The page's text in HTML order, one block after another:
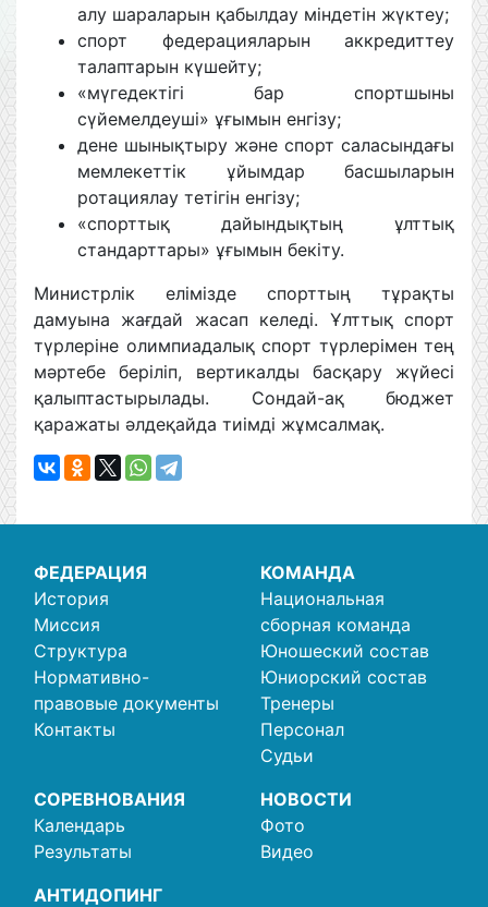
алу шараларын қабылдау міндетін жүктеу;
спорт федерацияларын аккредиттеу
талаптарын күшейту;
«мүгедектігі бар спортшыны
сүйемелдеуші» ұғымын енгізу;
дене шынықтыру және спорт саласындағы
мемлекеттік ұйымдар басшыларын
ротациялау тетігін енгізу;
«спорттық дайындықтың ұлттық
стандарттары» ұғымын бекіту.
Министрлік елімізде спорттың тұрақты
дамуына жағдай жасап келеді. Ұлттық спорт
түрлеріне олимпиадалық спорт түрлерімен тең
мәртебе беріліп, вертикалды басқару жүйесі
қалыптастырылады. Сондай-ақ бюджет
қаражаты әлдеқайда тиімді жұмсалмақ.
ФЕДЕРАЦИЯ
История
Миссия
Структура
Нормативно-
правовые документы
Контакты
КОМАНДА
Национальная
сборная команда
Юношеский состав
Юниорский состав
Тренеры
Персонал
Судьи
СОРЕВНОВАНИЯ
Календарь
Результаты
НОВОСТИ
Фото
Видео
АНТИДОПИНГ